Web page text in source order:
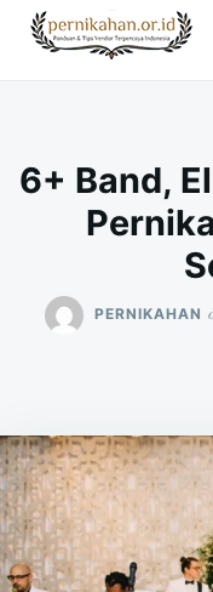
SkipSearch
for:
6+ Band,
PERNIKAHAN